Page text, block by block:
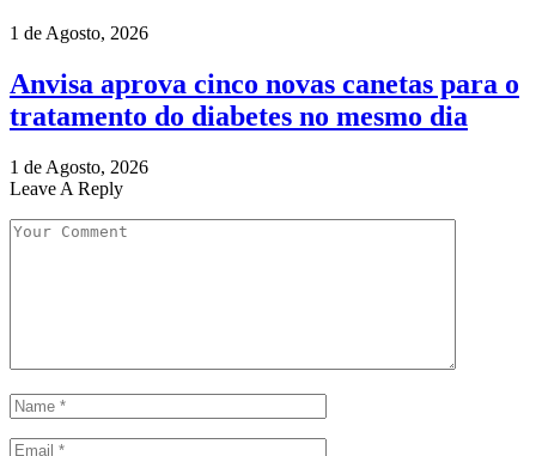
1 de Agosto, 2026
Anvisa aprova cinco novas canetas para o
tratamento do diabetes no mesmo dia
1 de Agosto, 2026
Leave A Reply